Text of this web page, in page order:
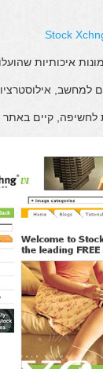
Stock
למחשב,
לחשיפה, קיים